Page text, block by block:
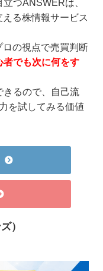
つANSWERは、
る株情報サービス
の視点で売買判断
者でも次に何をす
きるので、自己流
を試してみる価値
）